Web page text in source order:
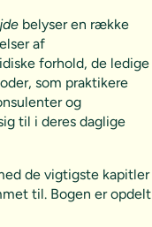
belyser en række
af
forhold, de ledige
som praktikere
og
til i deres daglige
de vigtigste kapitler
til. Bogen er opdelt